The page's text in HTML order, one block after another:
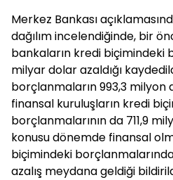
Merkez Bankası
dağılım incelendiğinde, bir
bankaların kredi biçimindeki
milyar dolar azaldığı
borçlanmaların 993,3 milyon
finansal kuruluşların kredi
borçlanmalarının da 711,9
konusu dönemde finansal
biçimindeki
azalış meydana geldiği